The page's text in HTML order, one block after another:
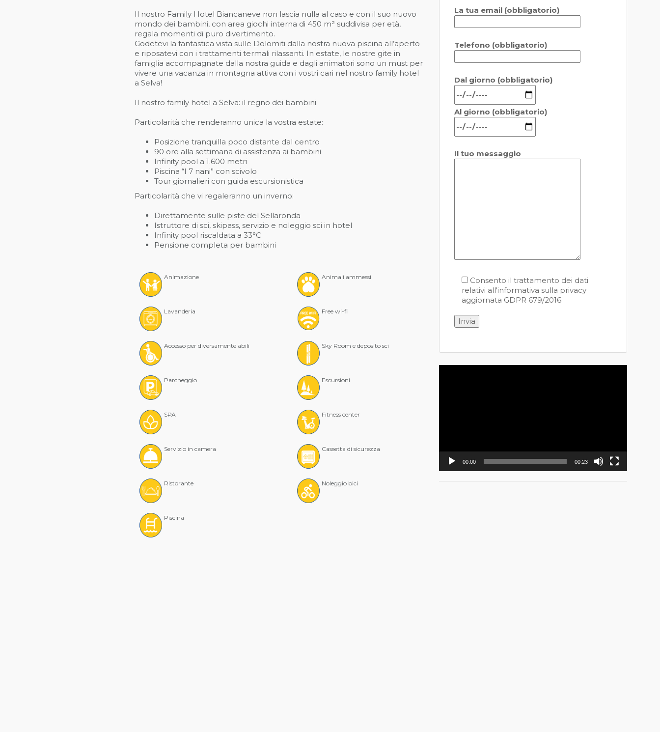
Il nostro Family Hotel Biancaneve non lascia nulla al caso e con il suo nuovo
mondo dei bambini, con area giochi interna di 450 m² suddivisa per età,
regala momenti di puro divertimento.
Godetevi la fantastica vista sulle Dolomiti dalla nostra nuova piscina all’aperto
e riposatevi con i trattamenti termali rilassanti. In estate, le nostre gite in
famiglia accompagnate dalla nostra guida e dagli animatori sono un must per
vivere una vacanza in montagna attiva con i vostri cari nel nostro family hotel
a Selva!
Il nostro family hotel a Selva: il regno dei bambini
Particolarità che renderanno unica la vostra estate:
Posizione tranquilla poco distante dal centro
90 ore alla settimana di assistenza ai bambini
Infinity pool a 1.600 metri
Piscina “I 7 nani” con scivolo
Tour giornalieri con guida escursionistica
Particolarità che vi regaleranno un inverno:
Direttamente sulle piste del Sellaronda
Istruttore di sci, skipass, servizio e noleggio sci in hotel
Infinity pool riscaldata a 33°C
Pensione completa per bambini
Animazione Animali ammessi
Lavanderia Free wi-fi
Accesso per diversamente abili Sky Room e deposito sci
Parcheggio Escursioni
SPA Fitness center
Servizio in camera Cassetta di sicurezza
Ristorante Noleggio bici
Piscina
La tua email (obbligatorio)
Telefono (obbligatorio)
Dal giorno (obbligatorio)
Al giorno (obbligatorio)
Il tuo messaggio
Consento il trattamento dei dati
relativi all'informativa sulla privacy
aggiornata GDPR 679/2016
00:00 00:23